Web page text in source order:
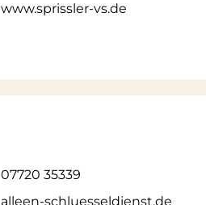
www.sprissler-vs.de
07720 35339
alleen-schluesseldienst.de